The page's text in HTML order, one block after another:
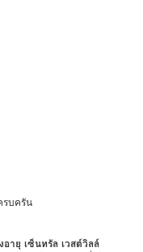
บครัน
ายุ เซ็นทรัล เวสต์วิลล์